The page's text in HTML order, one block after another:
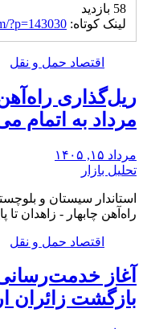
58 بازدید
لینک کوتاه: ?p=143030
اقتصاد حمل و نقل
ریل‌گذاری راه‌آهن
مرداد به اتمام
مرداد ۱۵, ۱۴۰۵
تحلیل بازار
استاندار سیستان و
راه‌آهن چابهار - زاهدان تا
اقتصاد حمل و نقل
آغاز
بازگشت زائران